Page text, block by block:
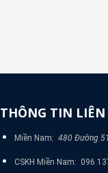
THÔNG TIN LIÊN
Miền Nam: 480 Đường
CSKH Miền Nam: 096